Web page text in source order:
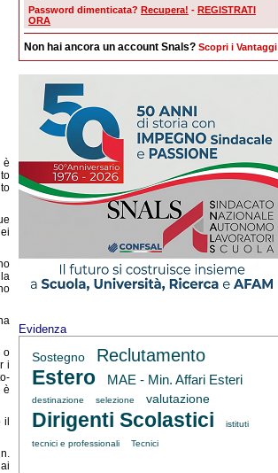
è
o
i
è
Password dimenticata? Recupera! - REGISTRATI
ORA
Non hai ancora un account Snals? Scopri i Vantaggi
Evidenza
Sostegno Reclutamento
Estero MAE - Min. Affari Esteri
destinazione selezione valutazione
Dirigenti Scolastici
istituti
tecnici e professionali
Tecnici